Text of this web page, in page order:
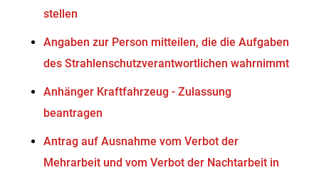
stellen
Angaben zur Person mitteilen, die die Aufgaben
des Strahlenschutzverantwortlichen wahrnimmt
Anhänger Kraftfahrzeug - Zulassung
beantragen
Antrag auf Ausnahme vom Verbot der
Mehrarbeit und vom Verbot der Nachtarbeit in